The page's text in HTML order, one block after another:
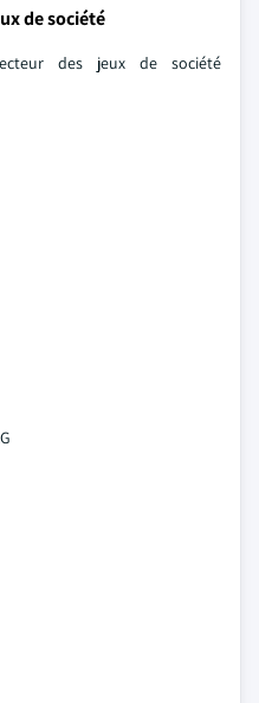
de société
des jeux de société